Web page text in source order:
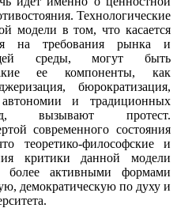
Технологические
модели в том, что касается
на требования рынка и
среды, могут быть
ее компоненты, как
бюрократизация,
автономии и традиционных
вызывают протест.
современного состояния
теоретико-философские и
критики данной модели
более активными формами
демократическую по духу и